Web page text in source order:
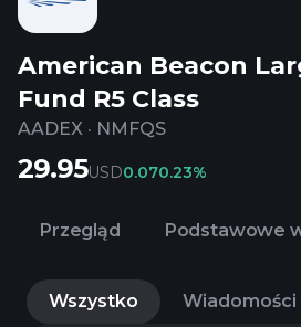
American Beacon
Fund R5 Class
AADEX · NMFQS
29.95USD0.070.23%
Przegląd Podstawowe
Wszystko Wiadomości